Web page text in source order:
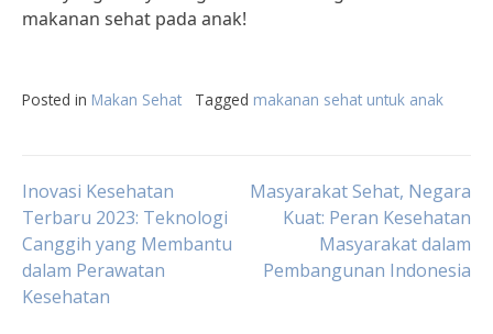
makanan sehat pada anak!
Posted in Makan Sehat Tagged makanan sehat untuk anak
Post
navigation
Inovasi Kesehatan
Terbaru 2023: Teknologi
Canggih yang Membantu
dalam Perawatan
Kesehatan
Masyarakat Sehat, Negara
Kuat: Peran Kesehatan
Masyarakat dalam
Pembangunan Indonesia